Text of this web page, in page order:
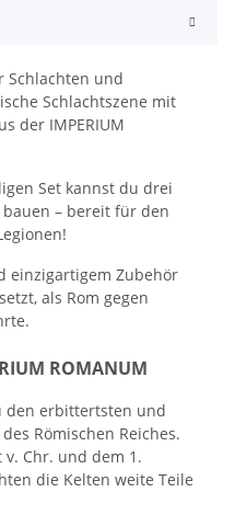
Schlachten und
Schlachtszene mit
der IMPERIUM
Set kannst du drei
– bereit für den
einzigartigem Zubehör
als Rom gegen
ROMANUM
den erbittertsten und
Römischen Reiches.
Chr. und dem 1.
die Kelten weite Teile